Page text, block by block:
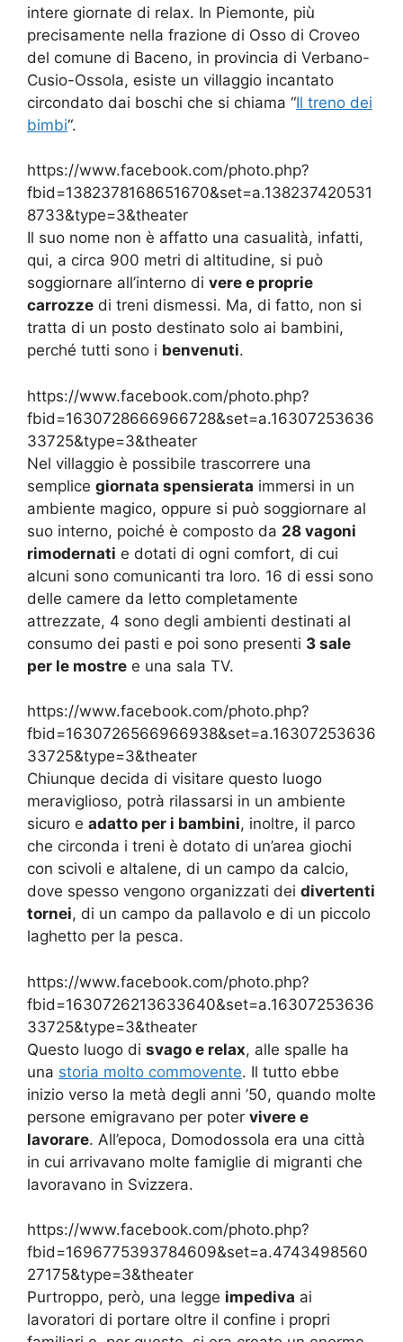
intere giornate di relax. In Piemonte, più
precisamente nella frazione di Osso di Croveo
del comune di Baceno, in provincia di Verbano-
Cusio-Ossola, esiste un villaggio incantato
circondato dai boschi che si chiama “Il treno dei
bimbi“.
https://www.facebook.com/photo.php?
fbid=1382378168651670&set=a.138237420531
8733&type=3&theater
Il suo nome non è affatto una casualità, infatti,
qui, a circa 900 metri di altitudine, si può
soggiornare all’interno di vere e proprie
carrozze di treni dismessi. Ma, di fatto, non si
tratta di un posto destinato solo ai bambini,
perché tutti sono i benvenuti.
https://www.facebook.com/photo.php?
fbid=1630728666966728&set=a.16307253636
33725&type=3&theater
Nel villaggio è possibile trascorrere una
semplice giornata spensierata immersi in un
ambiente magico, oppure si può soggiornare al
suo interno, poiché è composto da 28 vagoni
rimodernati e dotati di ogni comfort, di cui
alcuni sono comunicanti tra loro. 16 di essi sono
delle camere da letto completamente
attrezzate, 4 sono degli ambienti destinati al
consumo dei pasti e poi sono presenti 3 sale
per le mostre e una sala TV.
https://www.facebook.com/photo.php?
fbid=1630726566966938&set=a.16307253636
33725&type=3&theater
Chiunque decida di visitare questo luogo
meraviglioso, potrà rilassarsi in un ambiente
sicuro e adatto per i bambini, inoltre, il parco
che circonda i treni è dotato di un’area giochi
con scivoli e altalene, di un campo da calcio,
dove spesso vengono organizzati dei divertenti
tornei, di un campo da pallavolo e di un piccolo
laghetto per la pesca.
https://www.facebook.com/photo.php?
fbid=1630726213633640&set=a.16307253636
33725&type=3&theater
Questo luogo di svago e relax, alle spalle ha
una storia molto commovente. Il tutto ebbe
inizio verso la metà degli anni ’50, quando molte
persone emigravano per poter vivere e
lavorare. All’epoca, Domodossola era una città
in cui arrivavano molte famiglie di migranti che
lavoravano in Svizzera.
https://www.facebook.com/photo.php?
fbid=1696775393784609&set=a.4743498560
27175&type=3&theater
Purtroppo, però, una legge impediva ai
lavoratori di portare oltre il confine i propri